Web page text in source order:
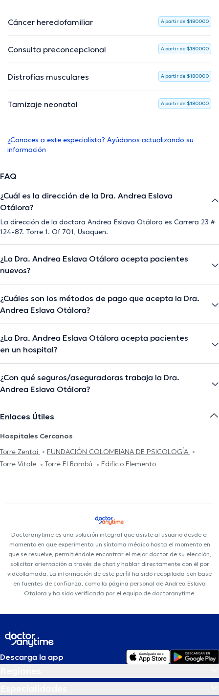
Cáncer heredofamiliar A partir de $180000
Consulta preconcepcional A partir de $180000
Distrofias musculares A partir de $180000
Tamizaje neonatal A partir de $180000
¿Conoces a este especialista? Ayúdanos actualizando su
información
FAQ
¿Cuál es la dirección de la Dra. Andrea Eslava
Otálora?
La dirección de la doctora Andrea Eslava Otálora es Carrera 23 #
124-87. Torre 1. Of 701, Usaquen.
¿La Dra. Andrea Eslava Otálora acepta pacientes
nuevos?
¿Cuáles son los métodos de pago que acepta la Dra.
Andrea Eslava Otálora?
¿La Dra. Andrea Eslava Otálora acepta pacientes
en un hospital?
¿Con qué seguros/aseguradoras trabaja la Dra.
Andrea Eslava Otálora?
Enlaces Útiles
Hospitales Cercanos
Torre Zentai
FUNDACIÓN COLOMBIANA DE PSICOLOGÍA
Torre Vitale
Torre El Bambú Edificio Elemento
Doctoranytime es una solución integral que asiste al usuario desde el
momento en que experimenta un síntoma médico hasta el momento en
que se resuelve, permitiéndole encontrar el mejor doctor de su elección,
solicitar orientación a través de chat y hablar directamente con él por
videollamada. La información de este perfil ha sido recopilada con base
en fuentes de confianza, como la página personal de Andrea Eslava
Otalora y ha sido verificada por el equipo de doctoranytime.
Descarga la app